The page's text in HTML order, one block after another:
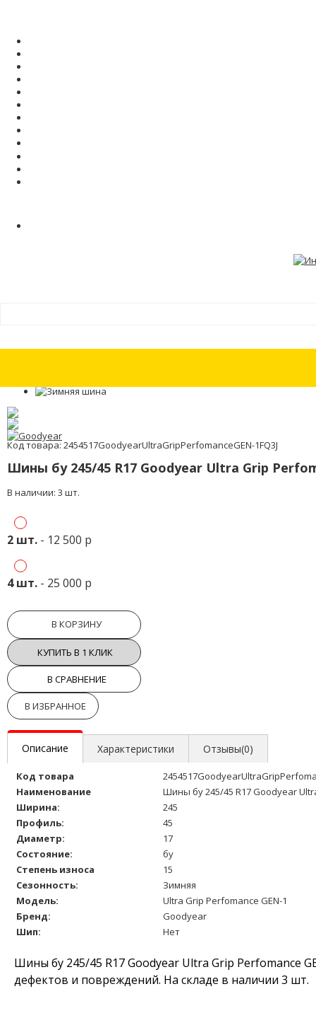
Код товара: 2454517GoodyearUltraGripPerfomanceGEN-1FQ3J
Шины бу 245/45 R17 Goodyear Ultra Grip
В наличии: 3 шт.
2 шт. - 12 500 р
4 шт. - 25 000 р
В КОРЗИНУ
КУПИТЬ В 1 КЛИК
В СРАВНЕНИЕ
В ИЗБРАННОЕ
Описание Характеристики Отзывы(0)
Код товара
Наименование
Шины бу 245/45 R17 Goodyear
Ширина:
245
Профиль:
45
Диаметр:
17
Состояние:
бу
Степень износа
15
Сезонность:
Зимняя
Модель:
Ultra Grip Perfomance GEN-1
Бренд:
Goodyear
Шип:
Нет
Шины бу 245/45 R17 Goodyear Ultra Grip Perfomance
дефектов и повреждений. На складе в наличии 3 шт.